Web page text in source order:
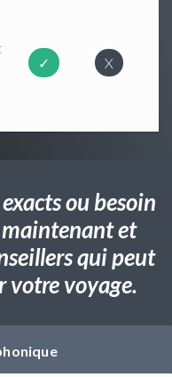
✓ X
ou besoin
maintenant et
qui peut
votre voyage.